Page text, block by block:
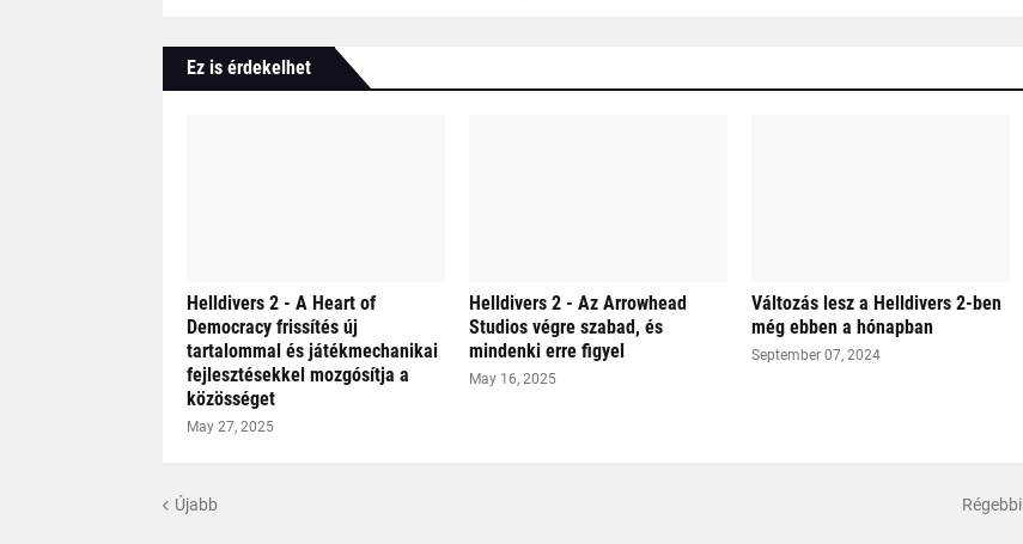
Ez is érdekelhet
Helldivers 2 - A Heart of
Democracy frissítés új
tartalommal és játékmechanikai
fejlesztésekkel mozgósítja a
közösséget
May 27, 2025
Helldivers 2 - Az Arrowhead
Studios végre szabad, és
mindenki erre figyel
May 16, 2025
Változás lesz a Helldivers 2-ben
még ebben a hónapban
September 07, 2024
Újabb Régebbi